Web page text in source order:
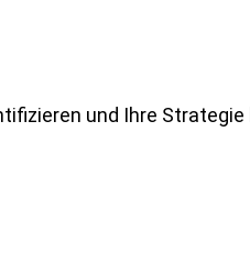
und Ihre